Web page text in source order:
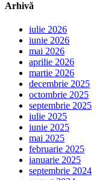
Arhivă
iulie 2026
iunie 2026
mai 2026
aprilie 2026
martie 2026
decembrie 2025
octombrie 2025
septembrie 2025
iulie 2025
iunie 2025
mai 2025
februarie 2025
ianuarie 2025
septembrie 2024